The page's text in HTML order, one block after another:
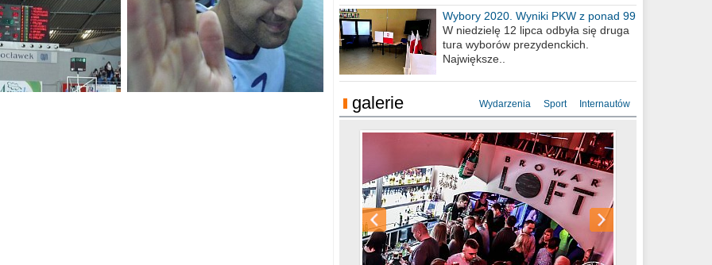
Wybory 2020. Wyniki PKW z ponad 99
procent obwodów
W niedzielę 12 lipca odbyła się druga
tura wyborów prezydenckich.
Największe..
galerie Wydarzenia Sport Internautów
Sylwester Hotel Młyn 31.12.2018
Sylwester Miejski 31.12.2018
Sylwester Loft 31.12.2018